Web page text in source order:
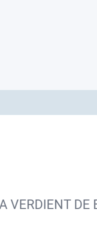
VERDIENT DE